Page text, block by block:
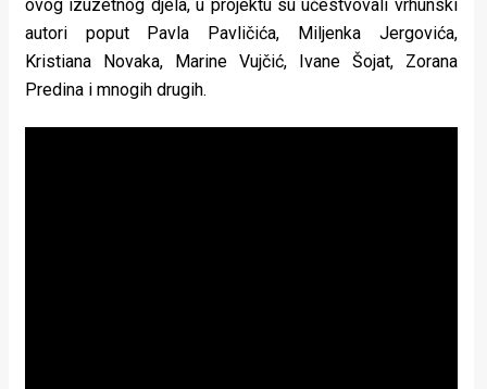
Magazin
ovog izuzetnog djela, u projektu su učestvovali vrhunski
autori poput Pavla Pavličića, Miljenka Jergovića,
Kristiana Novaka, Marine Vujčić, Ivane Šojat, Zorana
Predina i mnogih drugih.